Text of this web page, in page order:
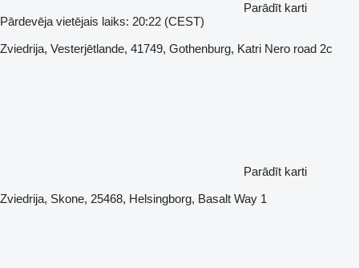
Parādīt karti
Pārdevēja vietējais laiks: 20:22 (CEST)
Zviedrija, Vesterjētlande, 41749, Gothenburg, Katri Nero road 2c
Parādīt karti
Zviedrija, Skone, 25468, Helsingborg, Basalt Way 1